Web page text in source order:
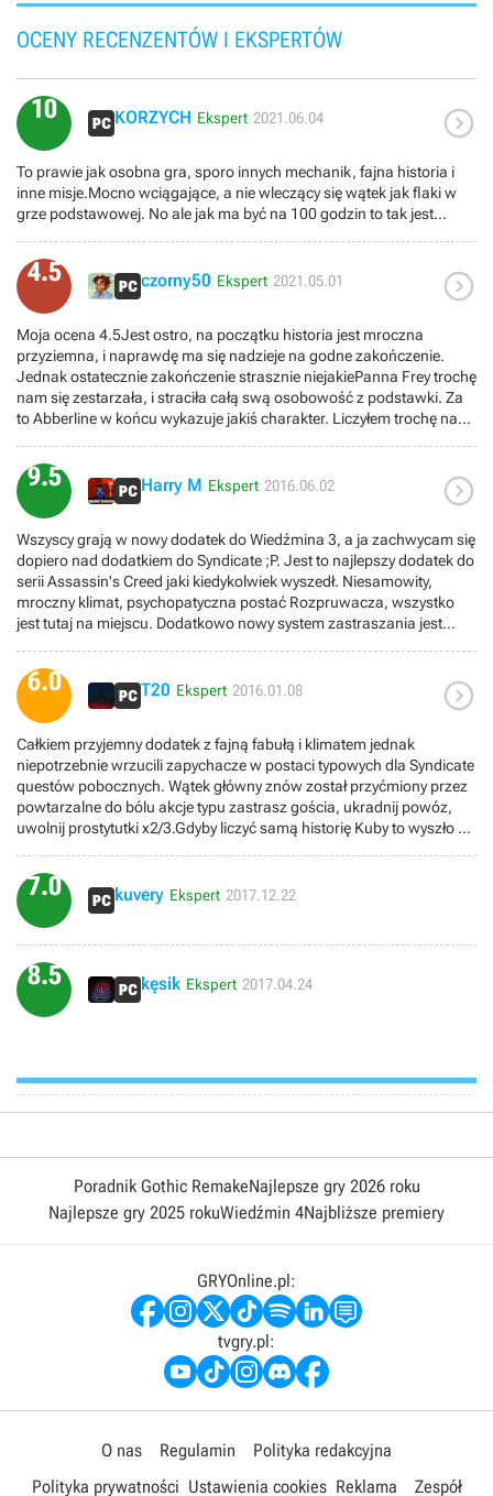
OCENY RECENZENTÓW I EKSPERTÓW
10 KORZYCH Ekspert 2021.06.04 
To prawie jak osobna gra, sporo innych mechanik, fajna historia i
inne misje.Mocno wciągające, a nie wleczący się wątek jak flaki w
grze podstawowej. No ale jak ma być na 100 godzin to tak jest...
4.5 czorny50 Ekspert 2021.05.01 
Moja ocena 4.5Jest ostro, na początku historia jest mroczna
przyziemna, i naprawdę ma się nadzieje na godne zakończenie.
Jednak ostatecznie zakończenie strasznie niejakiePanna Frey trochę
nam się zestarzała, i straciła całą swą osobowość z podstawki. Za
to Abberline w końcu wykazuje jakiś charakter. Liczyłem trochę na
szczęście tylko dwie dzielnice, choć dalej są wypełnione nowymi
znajdzkiami. Misji pobocznych jest znaczenie mnie i starają się być
oryginalne wykorzystując nowe mechaniki , a jako że są tylko
dwie/trzy danego typu – nie nużąJak nie miałem większych
problemów w podstawce to tu błędy pojawiały się, a i grę mi
wywaliło nie raz.Dodatek dla mnie słaby bo naprawde zawiodłem się
finałem, a i może mam już dość tego monotonnego Londynu
9.5 Harry M Ekspert 2016.06.02 
Wszyscy grają w nowy dodatek do Wiedźmina 3, a ja zachwycam się
dopiero nad dodatkiem do Syndicate ;P. Jest to najlepszy dodatek do
serii Assassin's Creed jaki kiedykolwiek wyszedł. Niesamowity,
mroczny klimat, psychopatyczna postać Rozpruwacza, wszystko
jest tutaj na miejscu. Dodatkowo nowy system zastraszania jest
następnych częściach w bardziej rozbudowanej wersji (fabularnie
można to wyjaśnić - jest to typ walki hinduskich asasynów). A
zakończenie mi się podobało i się z lekka wzruszyłem ;) Ogólnie
bardzo polecam.
6.0 T20 Ekspert 2016.01.08 
Całkiem przyjemny dodatek z fajną fabułą i klimatem jednak
niepotrzebnie wrzucili zapychacze w postaci typowych dla Syndicate
questów pobocznych. Wątek główny znów został przyćmiony przez
powtarzalne do bólu akcje typu zastrasz gościa, ukradnij powóz,
uwolnij prostytutki x2/3.Gdyby liczyć samą historię Kuby to wyszło by
sekwencję powinni wrzucić jako wspomnienie, do którego wchodzi
się z terenu Londynu, bo załączanie gry z menu głównego było dość
irytujące i nie wspomnę jeszcze o zaginionych
umiejętnościach.Zdobyte ciężką grą skille gdzieś przepadły i gra się
umiejętność znikania tak ważną dla Eve to już wyszło trochę słabo.
Rozczarowała mnie końcówka gdzie w zasadzie nie było żadnego
zaskoczenia w całej tej krwawej historii. Nie licząc kilku bugów to
7.0 kuvery Ekspert 2017.12.22
8.5 kęsik Ekspert 2017.04.24
Poradnik Gothic RemakeNajlepsze gry 2026 roku
Najlepsze gry 2025 rokuWiedźmin 4Najbliższe premiery
GRYOnline.pl:
tvgry.pl:
O nas Regulamin
Polityka redakcyjna
Polityka prywatności Ustawienia cookies Reklama Zespół